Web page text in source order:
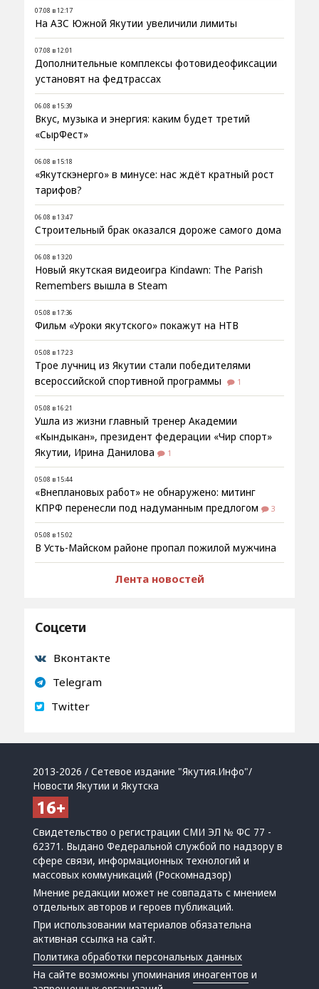
07.08 в 12:17
На АЗС Южной Якутии увеличили лимиты
07.08 в 12:01
Дополнительные комплексы фотовидеофиксации
установят на федтрассах
06.08 в 15:39
Вкус, музыка и энергия: каким будет третий
«СырФест»
06.08 в 15:18
«Якутскэнерго» в минусе: нас ждёт кратный рост
тарифов?
06.08 в 13:47
Строительный брак оказался дороже самого дома
06.08 в 13:20
Новый якутская видеоигра Kindawn: The Parish
Remembers вышла в Steam
05.08 в 17:36
Фильм «Уроки якутского» покажут на НТВ
05.08 в 17:23
Трое лучниц из Якутии стали победителями
всероссийской спортивной программы
1
05.08 в 16:21
Ушла из жизни главный тренер Академии
«Кындыкан», президент федерации «Чир спорт»
Якутии, Ирина Данилова
1
05.08 в 15:44
«Внеплановых работ» не обнаружено: митинг
КПРФ перенесли под надуманным предлогом
3
05.08 в 15:02
В Усть-Майском районе пропал пожилой мужчина
Лента новостей
Соцсети
Вконтакте
Telegram
Twitter
2013-2026 / Сетевое издание "Якутия.Инфо"/
Новости Якутии и Якутска
Свидетельство о регистрации СМИ ЭЛ № ФС 77 -
62371. Выдано Федеральной службой по надзору в
сфере связи, информационных технологий и
массовых коммуникаций (Роскомнадзор)
Мнение редакции может не совпадать с мнением
отдельных авторов и героев публикаций.
При использовании материалов обязательна
активная ссылка на сайт.
Политика обработки персональных данных
На сайте возможны упоминанияиноагентов и